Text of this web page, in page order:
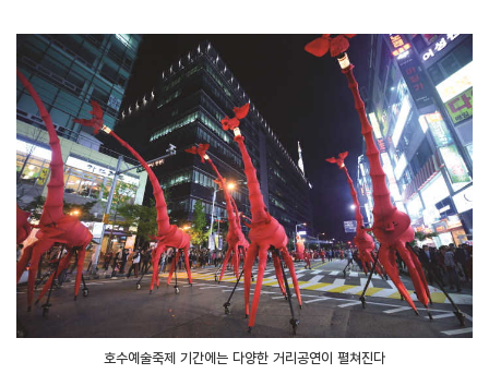
호수예술축제 기간에는 다양한 거리공연이 펼쳐진다